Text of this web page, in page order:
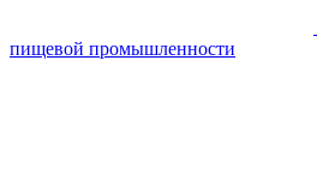
пищевой промышленности